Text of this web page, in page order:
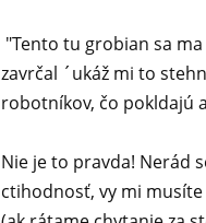
"Tento tu grobian sa
zavrčal ´ukáž mi to
robotníkov, čo pokldajú
Nie je to pravda! Nerád
ctihodnosť, vy mi